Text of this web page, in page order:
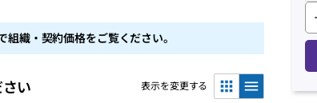
組織・契約価格をご覧ください。
い
表示を変更する